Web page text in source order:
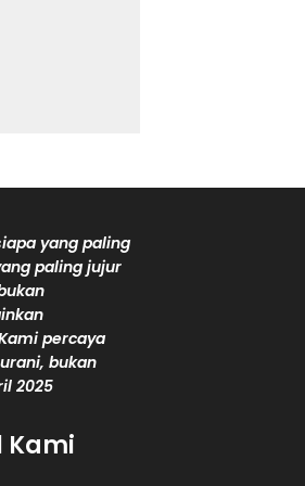
yang paling
paling jujur
percaya
bukan
2025
Kami